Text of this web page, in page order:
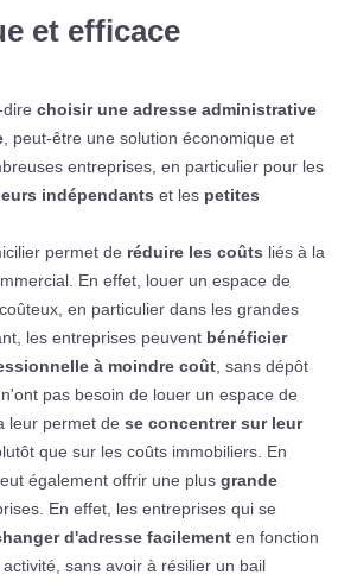
et efficace
choisir une adresse administrative
, peut-être une solution économique et
entreprises, en particulier pour les
indépendants et les petites
permet de réduire les coûts liés à la
En effet, louer un espace de
en particulier dans les grandes
les entreprises peuvent bénéficier
à moindre coût , sans dépôt
pas besoin de louer un espace de
leur permet de se concentrer sur leur
que sur les coûts immobiliers. En
également offrir une plus grande
En effet, les entreprises qui se
d'adresse facilement en fonction
sans avoir à résilier un bail